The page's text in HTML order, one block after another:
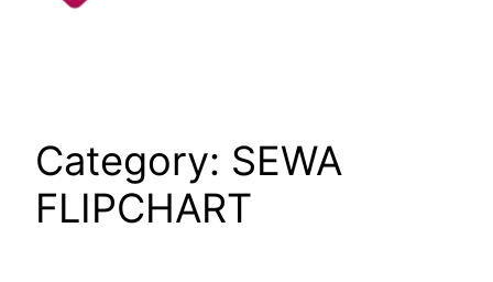
Category: SEWA
FLIPCHART